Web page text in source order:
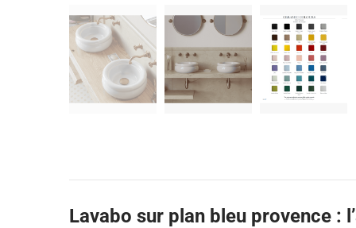
Lavabo sur plan bleu provence :